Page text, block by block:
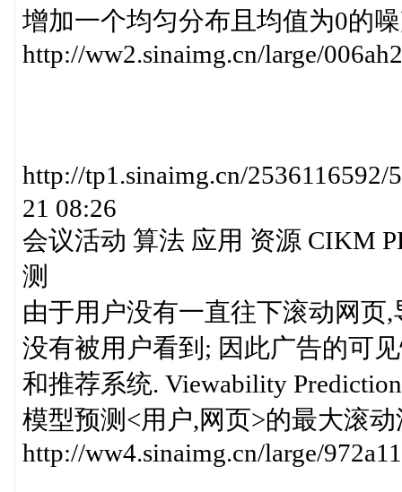
增加一个均匀分布且均值为0的
http://ww2.sinaimg.cn/large/
http://tp1.sinaimg.cn/
21 08:26
会议活动 算法 应用 资源 CIKM
测
由于用户没有一直往下滚动网页
没有被用户看到; 因此广告的可
和推荐系统. Viewability
模型预测<用户,网页>的最大滚
http://ww4.sinaimg.cn/large/